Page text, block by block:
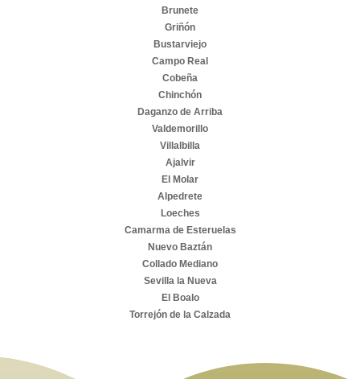
Brunete
Griñón
Bustarviejo
Campo Real
Cobeña
Chinchón
Daganzo de Arriba
Valdemorillo
Villalbilla
Ajalvir
El Molar
Alpedrete
Loeches
Camarma de Esteruelas
Nuevo Baztán
Collado Mediano
Sevilla la Nueva
El Boalo
Torrejón de la Calzada